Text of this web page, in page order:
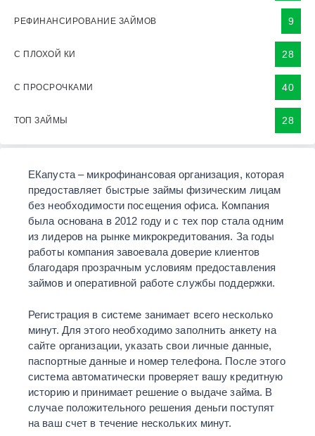
РЕФИНАНСИРОВАНИЕ ЗАЙМОВ 9
С ПЛОХОЙ КИ 28
С ПРОСРОЧКАМИ 40
ТОП ЗАЙМЫ 28
ЕКапуста – микрофинансовая организация, которая
предоставляет быстрые займы физическим лицам
без необходимости посещения офиса. Компания
была основана в 2012 году и с тех пор стала одним
из лидеров на рынке микрокредитования. За годы
работы компания завоевала доверие клиентов
благодаря прозрачным условиям предоставления
займов и оперативной работе службы поддержки.
Регистрация в системе занимает всего несколько
минут. Для этого необходимо заполнить анкету на
сайте организации, указать свои личные данные,
паспортные данные и номер телефона. После этого
система автоматически проверяет вашу кредитную
историю и принимает решение о выдаче займа. В
случае положительного решения деньги поступят
на ваш счет в течение нескольких минут.